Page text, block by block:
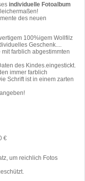
individuelle Fotoalbum
des neuen
100%igem Wollfilz
Geschenk....
farblich abgestimmten
des Kindes.eingestickt.
immer farblich
Schrift ist in einem zarten
€
um reichlich Fotos